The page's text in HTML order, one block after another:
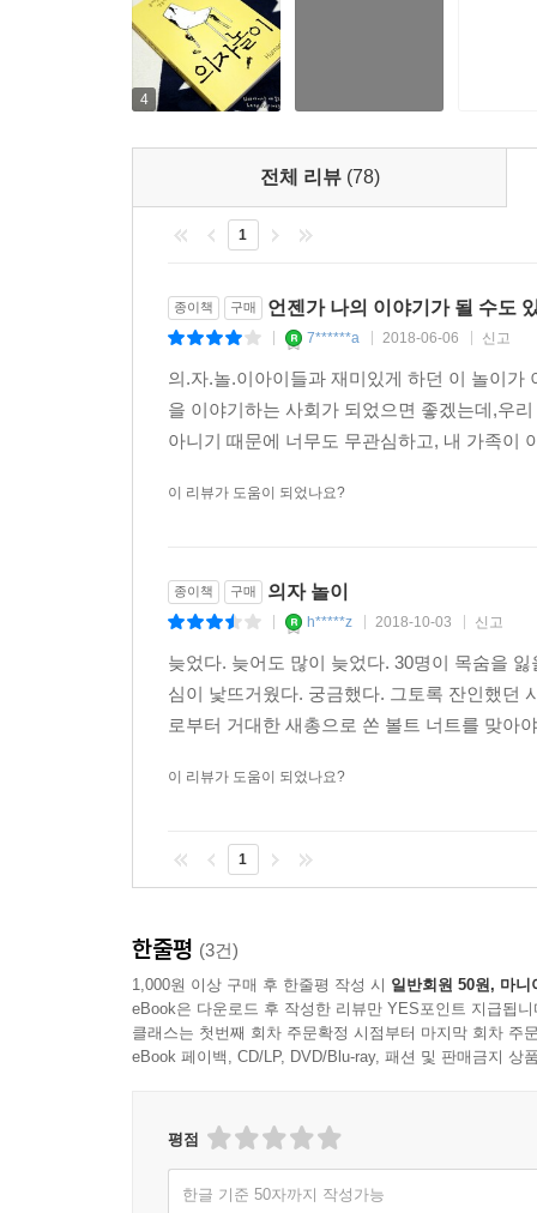
말한다. 이제 더는 이들이 죽음의 기운에 전염되
우리 모두에게 책임이 있다.
“어느 날 자다가 꿈을 꿨는데 꿈에서 제가 자살을
“우리 애들한테 제가 폭력을 행사합니다. 감정
하면서도 순간순간 통제가 잘 안 됩니다.”
-1%를 위해 99%끼리 싸움을 붙이는 잔혹한 게임
공지영은 쌍용자동차 사건의 전모를 파헤치면
누군가 외치는 구령 소리에 의자를 먼저 차지
동료를 밀쳐 엉덩이를 먼저 의자에 붙이지 못하
온데간데없이 사라졌다. 삶의 터전을 잃은 노동
5. 작가 인터뷰 : 공지영
지난 7월 17일 휴머니스트 김학원 대표가 공지
이날의 모임을 시작했다. 그날의 인터뷰 내용을 정
드디어 ≪의자놀이≫를 출간한다. ‘작가 공지영
궁금해하는 것은 공지영 작가가 어떤 계기로 쌍용
공지영열세 번째 희생자가 나왔다는 소식을 들었
그때까지 글쓰기는 생각해 본 적은 없었다. 억울한
“도대체 쌍용차 해고자들은 왜 이렇게 죽어가요?
‘그건 이것 때문이야’라고 대답을 해줄 수 없었다.
싶었다. 그 순간부터 나의 글쓰기가 시작된 것이
4
전체 리뷰 (78)
1
종이책 구매 언젠가 나의 이야기가 될 수도
7******a 2018-06-06 신고
의.자.놀.이아이들과 재미있게 하던 이 놀이
을 이야기하는 사회가 되었으면 좋겠는데,우
아니기 때문에 너무도 무관심하고, 내 가족이
이 리뷰가 도움이 되었나요?
종이책 구매 의자 놀이
h*****z 2018-10-03 신고
늦었다. 늦어도 많이 늦었다. 30명이 목숨을
심이 낯뜨거웠다. 궁금했다. 그토록 잔인했던
로부터 거대한 새총으로 쏜 볼트 너트를 맞아
이 리뷰가 도움이 되었나요?
1
한줄평 (3건)
1,000원 이상 구매 후 한줄평 작성 시 일반회원 50원, 마니
eBook은 다운로드 후 작성한 리뷰만 YES포인트 지급됩니
클래스는 첫번째 회차 주문확정 시점부터 마지막 회차 주
eBook 페이백, CD/LP, DVD/Blu-ray, 패션 및 판매금지 상
평점
한글 기준 50자까지 작성가능